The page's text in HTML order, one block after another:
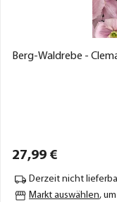
Berg-Waldrebe -
27,99 €
Derzeit nicht
Markt auswählen,